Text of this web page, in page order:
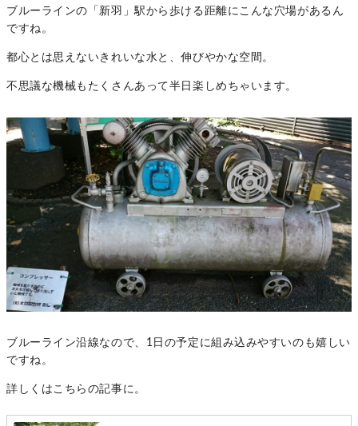
ブルーラインの「新羽」駅から歩ける距離にこんな穴場があるん
ですね。
都心とは思えないきれいな水と、伸びやかな空間。
不思議な機械もたくさんあって半日楽しめちゃいます。
ブルーライン沿線なので、1日の予定に組み込みやすいのも嬉しい
ですね。
詳しくはこちらの記事に。